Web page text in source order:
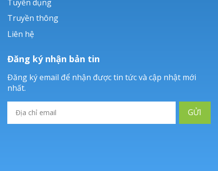
Tuyển dụng
Truyền thông
Liên hệ
Đăng ký nhận bản tin
Đăng ký email để nhận được tin tức và cập nhật mới
nhất.
GỬI